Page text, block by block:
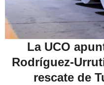
La UCO
Rodríguez-
rescate de